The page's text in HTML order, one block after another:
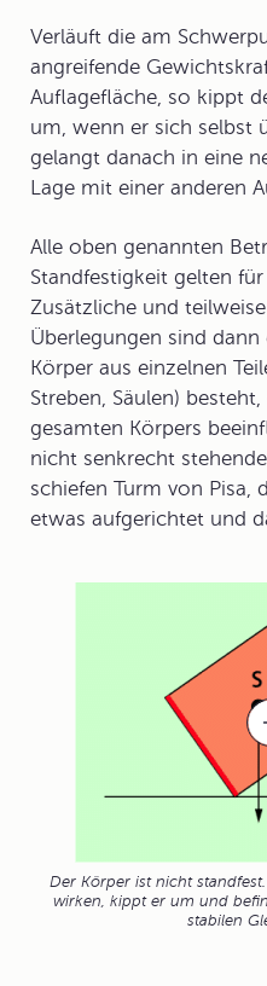
Verläuft die am
angreifende
Auflagefläche, so kippt
um, wenn er sich selbst
gelangt danach in eine
Lage mit einer anderen
Alle oben genannten
Standfestigkeit gelten für
Zusätzliche und
Überlegungen sind
Körper aus einzelnen
Streben, Säulen)
gesamten Körpers
nicht senkrecht
schiefen Turm von Pisa,
etwas aufgerichtet und
Der Körper ist nicht
wirken, kippt er um und
stabilen